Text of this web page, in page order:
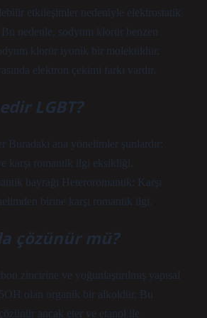
etkileşimler nedeniyle elektrostatik
nedenle, sodyum klorür benzen
klorür iyonik bir moleküldür.
elektron çekimi farkı vardır.
LGBT?
Buradaki ana yönelimler şunlardır:
karşı romantik ilgi eksikliği.
bayrağı Heteroromantik: Karşı
birine karşı romantik ilgi.
çözünür mü?
zincirine ve yoğunlaştırılmış yapısal
olan organik bir alkoldür. Bu
ancak eter ve etanol ile